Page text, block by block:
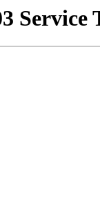
Service